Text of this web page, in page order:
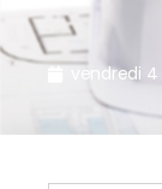
vendredi 4